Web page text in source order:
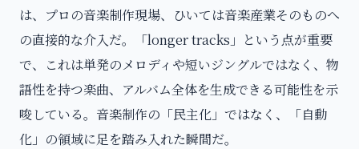
は、プロの音楽制作現場、ひいては音楽産業そのものへ
の直接的な介入だ。「longer tracks」という点が重要
で、これは単発のメロディや短いジングルではなく、物
語性を持つ楽曲、アルバム全体を生成できる可能性を示
唆している。音楽制作の「民主化」ではなく、「自動
化」の領域に足を踏み入れた瞬間だ。